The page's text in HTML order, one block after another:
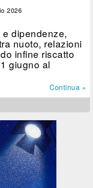
2026
dipendenze,
nuoto, relazioni
infine riscatto
giugno al
Continua »